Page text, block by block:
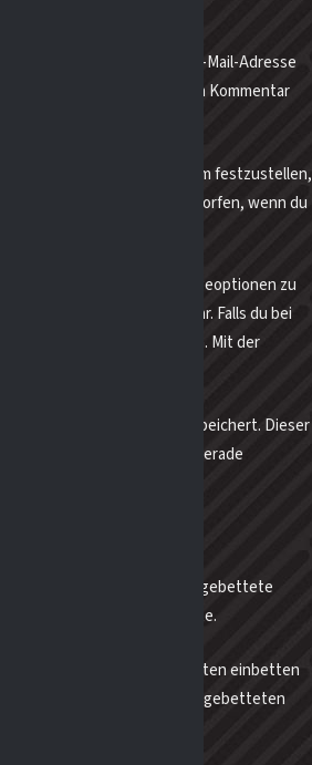
sein, deinen Namen, E-Mail-Adresse
wenn du einen weiteren Kommentar
lang gespeichert.
Cookie setzen, um festzustellen,
Daten und wird verworfen, wenn du
und Anzeigeoptionen zu
nach einem Jahr. Falls du bei
lang aufrechterhalten. Mit der
in deinem Browser gespeichert. Dieser
ID des Artikels, den du gerade
Bilder, Beiträge etc.). Eingebettete
Website besucht hätte.
Tracking-Dienste von Dritten einbetten
Interaktion mit dem eingebetteten